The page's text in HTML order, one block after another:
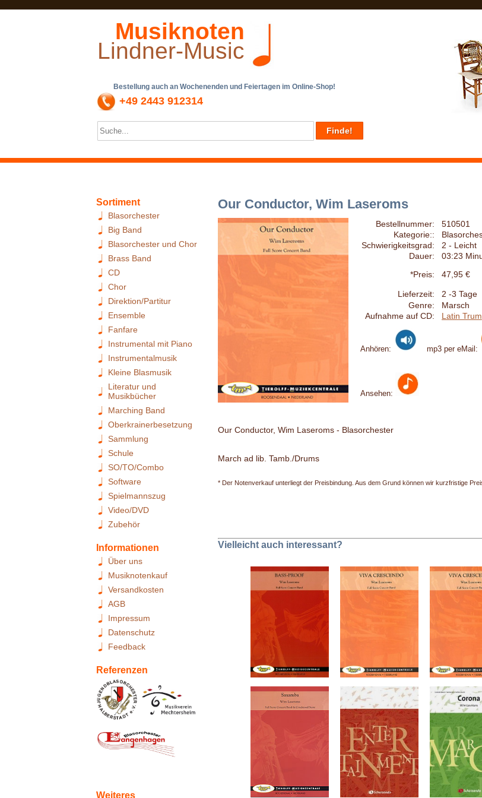
Musiknoten
Lindner-Music
Bestellung auch an Wochenenden und Feiertagen im Online-Shop!
+49 2443 912314
Sortiment
Blasorchester
Big Band
Blasorchester und Chor
Brass Band
CD
Chor
Direktion/Partitur
Ensemble
Fanfare
Instrumental mit Piano
Instrumentalmusik
Kleine Blasmusik
Literatur und
Musikbücher
Marching Band
Oberkrainerbesetzung
Sammlung
Schule
SO/TO/Combo
Software
Spielmannszug
Video/DVD
Zubehör
Informationen
Über uns
Musiknotenkauf
Versandkosten
AGB
Impressum
Datenschutz
Feedback
Referenzen
Weiteres
Our Conductor, Wim Laseroms
Bestellnummer:
510501
Kategorie::
Schwierigkeitsgrad:
2 - Leicht
Dauer:
03:23
*Preis:
47,95 €
Lieferzeit: 2 -3 Tage
Genre:
Marsch
Aufnahme auf CD:
Latin
Anhören: mp3 per eMail:
Ansehen:
Our Conductor, Wim Laseroms - Blasorchester
March ad lib. Tamb./Drums
* Der Notenverkauf unterliegt der Preisbindung. Aus dem Grund können wir kurzfristige
Vielleicht auch interessant?